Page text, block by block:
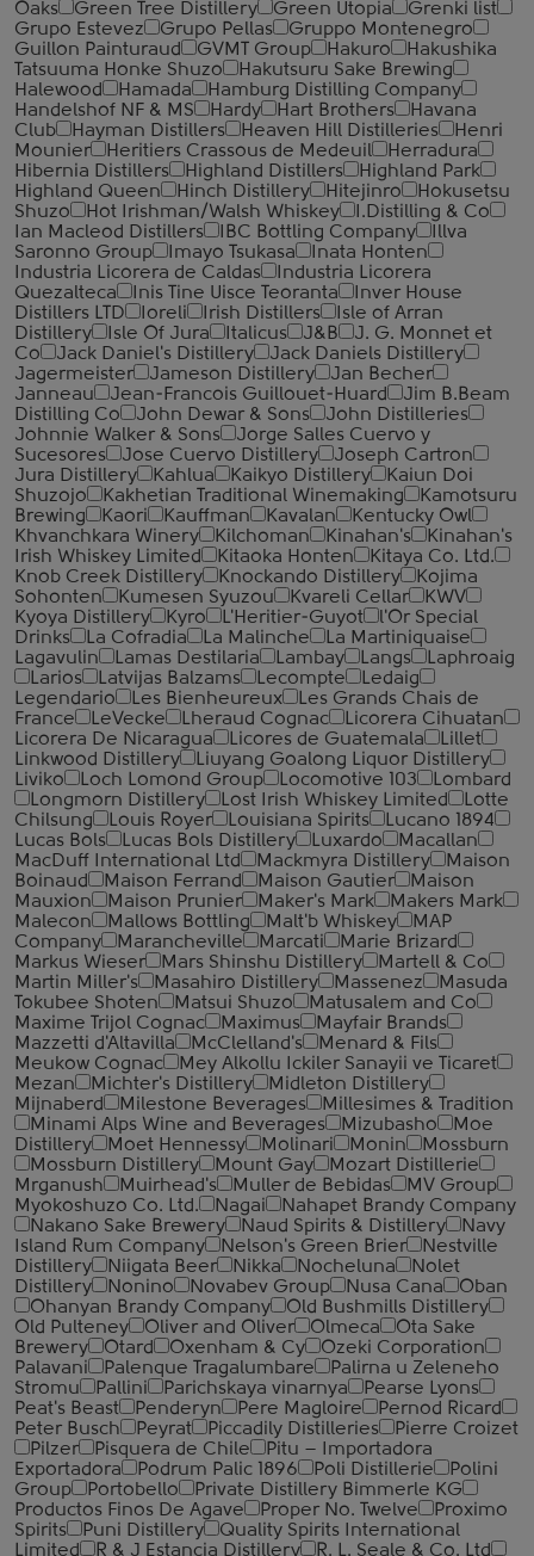
Oaks Green Tree Distillery Green Utopia
Grenki list
Grupo Estevez
Grupo Pellas
Gruppo Montenegro
Guillon Painturaud
GVMT Group Hakuro
Hakushika
Tatsuuma Honke Shuzo
Hakutsuru Sake Brewing
Halewood
Hamada
Hamburg Distilling Company
Handelshof NF & MS
Hardy Hart Brothers
Havana
Club
Hayman Distillers Heaven Hill Distilleries
Henri
Mounier
Heritiers Crassous de Medeuil
Herradura
Hibernia Distillers
Highland Distillers
Highland Park
Highland Queen
Hinch Distillery Hitejinro
Hokusetsu
Shuzo
Hot Irishman/Walsh Whiskey
I.Distilling & Co
Ian Macleod Distillers
IBC Bottling Company
Illva
Saronno Group
Imayo Tsukasa
Inata Honten
Industria Licorera de Caldas
Industria Licorera
Quezalteca
Inis Tine Uisce Teoranta
Inver House
Distillers LTD
Ioreli Irish Distillers
Isle of Arran
Distillery
Isle Of Jura Italicus J&B
J. G. Monnet et
Co
Jack Daniel's Distillery
Jack Daniels Distillery
Jagermeister
Jameson Distillery
Jan Becher
Janneau
Jean-Francois Guillouet-Huard
Jim B.Beam
Distilling Co
John Dewar & Sons
John Distilleries
Johnnie Walker & Sons
Jorge Salles Cuervo y
Sucesores
Jose Cuervo Distillery
Joseph Cartron
Jura Distillery
Kahlua Kaikyo Distillery
Kaiun Doi
Shuzojo
Kakhetian Traditional Winemaking
Kamotsuru
Brewing
Kaori Kauffman Kavalan
Kentucky Owl
Khvanchkara Winery
Kilchoman Kinahan's
Kinahan's
Irish Whiskey Limited
Kitaoka Honten
Kitaya Co. Ltd.
Knob Creek Distillery
Knockando Distillery
Kojima
Sohonten
Kumesen Syuzou Kvareli Cellar
KWV
Kyoya Distillery
Kyro L'Heritier-Guyot
l'Or Special
Drinks
La Cofradia La Malinche
La Martiniquaise
Lagavulin
Lamas Destilaria Lambay Langs
Laphroaig
Larios
Latvijas Balzams Lecompte
Ledaig
Legendario
Les Bienheureux
Les Grands Chais de
France
LeVecke Lheraud Cognac
Licorera Cihuatan
Licorera De Nicaragua
Licores de Guatemala
Lillet
Linkwood Distillery
Liuyang Goalong Liquor Distillery
Liviko
Loch Lomond Group Locomotive 103
Lombard
Longmorn Distillery
Lost Irish Whiskey Limited
Lotte
Chilsung
Louis Royer Louisiana Spirits
Lucano 1894
Lucas Bols
Lucas Bols Distillery Luxardo
Macallan
MacDuff International Ltd
Mackmyra Distillery
Maison
Boinaud
Maison Ferrand Maison Gautier
Maison
Mauxion
Maison Prunier Maker's Mark
Makers Mark
Malecon
Mallows Bottling Malt'b Whiskey
MAP
Company
Marancheville Marcati
Marie Brizard
Markus Wieser
Mars Shinshu Distillery
Martell & Co
Martin Miller's
Masahiro Distillery Massenez
Masuda
Tokubee Shoten
Matsui Shuzo
Matusalem and Co
Maxime Trijol Cognac
Maximus
Mayfair Brands
Mazzetti d'Altavilla
McClelland's
Menard & Fils
Meukow Cognac
Mey Alkollu Ickiler Sanayii ve Ticaret
Mezan
Michter's Distillery
Midleton Distillery
Mijnaberd
Milestone Beverages
Millesimes & Tradition
Minami Alps Wine and Beverages
Mizubasho
Moe
Distillery
Moet Hennessy Molinari Monin
Mossburn
Mossburn Distillery
Mount Gay
Mozart Distillerie
Mrganush
Muirhead's Muller de Bebidas
MV Group
Myokoshuzo Co. Ltd.
Nagai
Nahapet Brandy Company
Nakano Sake Brewery
Naud Spirits & Distillery
Navy
Island Rum Company
Nelson's Green Brier
Nestville
Distillery
Niigata Beer Nikka Nocheluna
Nolet
Distillery
Nonino Novabev Group Nusa Cana
Oban
Ohanyan Brandy Company
Old Bushmills Distillery
Old Pulteney
Oliver and Oliver Olmeca
Ota Sake
Brewery
Otard Oxenham & Cy
Ozeki Corporation
Palavani
Palenque Tragalumbare
Palirna u Zeleneho
Stromu
Pallini Parichskaya vinarnya
Pearse Lyons
Peat's Beast
Penderyn Pere Magloire
Pernod Ricard
Peter Busch
Peyrat Piccadily Distilleries
Pierre Croizet
Pilzer
Pisquera de Chile
Pitu – Importadora
Exportadora
Podrum Palic 1896 Poli Distillerie
Polini
Group
Portobello
Private Distillery Bimmerle KG
Productos Finos De Agave
Proper No. Twelve
Proximo
Spirits
Puni Distillery
Quality Spirits International
Limited
R & J Estancia Distillery
R. L. Seale & Co. Ltd